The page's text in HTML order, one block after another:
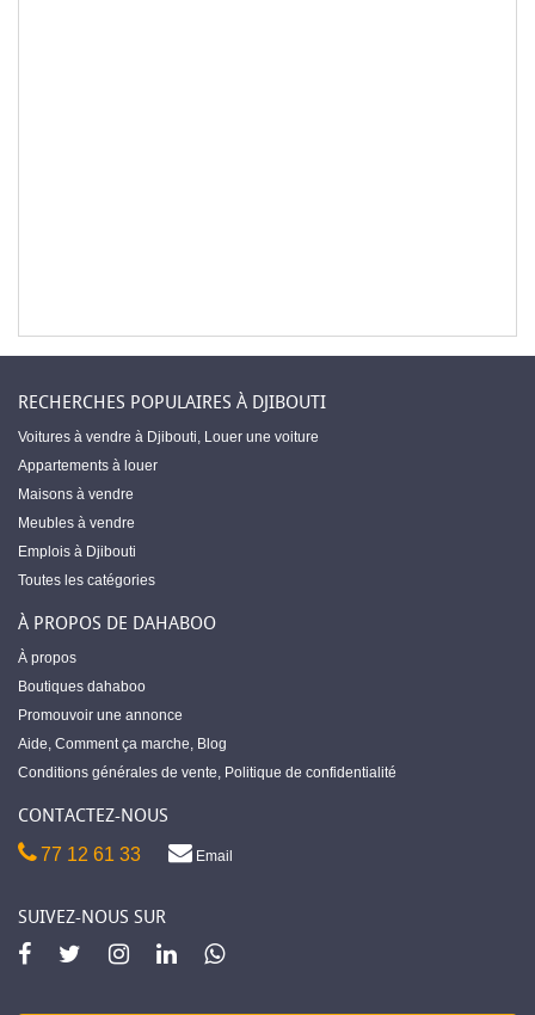
RECHERCHES POPULAIRES À DJIBOUTI
Voitures à vendre à Djibouti, Louer une voiture
Appartements à louer
Maisons à vendre
Meubles à vendre
Emplois à Djibouti
Toutes les catégories
À PROPOS DE DAHABOO
À propos
Boutiques dahaboo
Promouvoir une annonce
Aide, Comment ça marche, Blog
Conditions générales de vente, Politique de confidentialité
CONTACTEZ-NOUS
77 12 61 33 Email
SUIVEZ-NOUS SUR